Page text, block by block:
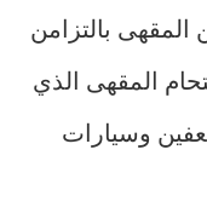
بالتزامن
المقهى الذي
وسيارات